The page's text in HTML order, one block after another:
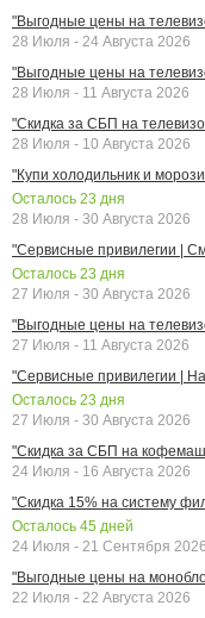
"Выгодные цены на
28 Июля - 24 Августа 2026
"Выгодные цены на
28 Июля - 11 Августа 2026
"Скидка за СБП на
28 Июля - 10 Августа 2026
"Купи холодильник и
Осталось 23 дня
28 Июля - 30 Августа 2026
"Сервисные привилегии |
Осталось 23 дня
27 Июля - 30 Августа 2026
"Выгодные цены на
27 Июля - 11 Августа 2026
"Сервисные привилегии |
Осталось 23 дня
27 Июля - 30 Августа 2026
"Скидка за СБП на
24 Июля - 16 Августа 2026
"Скидка 15% на систему
Осталось 45 дней
24 Июля - 21 Сентября 2026
"Выгодные цены на
22 Июля - 22 Августа 2026